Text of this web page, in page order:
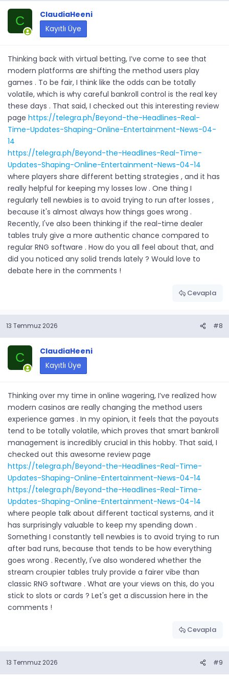
C
ClaudiaHeeni
Kayıtlı Üye
Thinking back with virtual betting, I’ve come to see that
modern platforms are shifting the method users play
games . To be fair, I think like the odds can be totally
volatile, which is why careful bankroll control is the real key
these days . That said, I checked out this interesting review
page https://telegra.ph/Beyond-the-Headlines-Real-
Time-Updates-Shaping-Online-Entertainment-News-04-
14
https://telegra.ph/Beyond-the-Headlines-Real-Time-
Updates-Shaping-Online-Entertainment-News-04-14
where players share different betting strategies , and it has
really helpful for keeping my losses low . One thing I
regularly tell newbies is to avoid trying to run after losses ,
because it's almost always how things goes wrong .
Recently, I've also been thinking if the real-time dealer
tables truly give a more authentic chance compared to
regular RNG software . How do you all feel about that, and
did you noticed any solid trends lately ? Would love to
debate here in the comments !
Cevapla
13 Temmuz 2026 #8
C
ClaudiaHeeni
Kayıtlı Üye
Thinking over my time in online wagering, I’ve realized how
modern casinos are really changing the method users
experience games . In my opinion, it feels that the payouts
tend to be totally volatile, which proves that smart bankroll
management is incredibly crucial in this hobby. That said, I
checked out this awesome review page
https://telegra.ph/Beyond-the-Headlines-Real-Time-
Updates-Shaping-Online-Entertainment-News-04-14
https://telegra.ph/Beyond-the-Headlines-Real-Time-
Updates-Shaping-Online-Entertainment-News-04-14
where people talk about different tactical systems, and it
has surprisingly valuable to keep my spending down .
Something I constantly tell newbies is to avoid trying to run
after bad runs, because that tends to be how everything
goes wrong . Recently, I've also wondered whether the
stream croupier tables truly provide a fairer vibe than
classic RNG software . What are your views on this, do you
stick to slots or cards ? Let's get a discussion here in the
comments !
Cevapla
13 Temmuz 2026 #9